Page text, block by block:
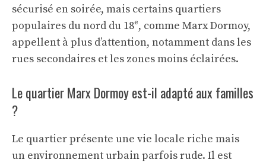
sécurisé en soirée, mais certains quartiers
populaires du nord du 18ᵉ, comme Marx Dormoy,
appellent à plus d’attention, notamment dans les
rues secondaires et les zones moins éclairées.
Le quartier Marx Dormoy est-il adapté aux familles
?
Le quartier présente une vie locale riche mais
un environnement urbain parfois rude. Il est